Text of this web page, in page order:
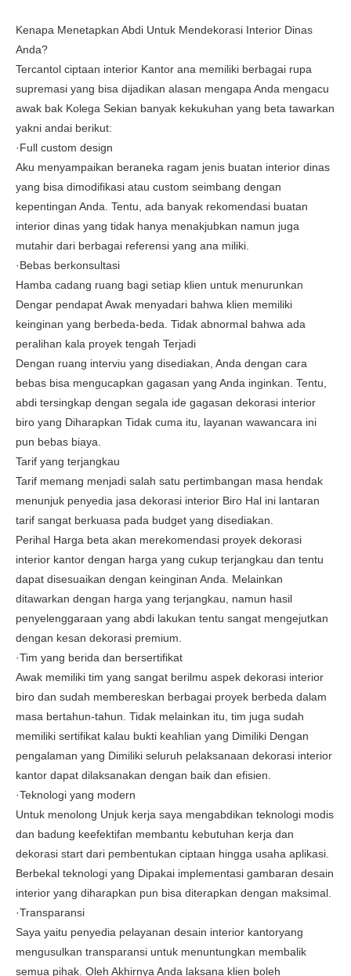
Kenapa Menetapkan Abdi Untuk Mendekorasi Interior Dinas
Anda?
Tercantol ciptaan interior Kantor ana memiliki berbagai rupa
supremasi yang bisa dijadikan alasan mengapa Anda mengacu
awak bak Kolega Sekian banyak kekukuhan yang beta tawarkan
yakni andai berikut:
·Full custom design
Aku menyampaikan beraneka ragam jenis buatan interior dinas
yang bisa dimodifikasi atau custom seimbang dengan
kepentingan Anda. Tentu, ada banyak rekomendasi buatan
interior dinas yang tidak hanya menakjubkan namun juga
mutahir dari berbagai referensi yang ana miliki.
·Bebas berkonsultasi
Hamba cadang ruang bagi setiap klien untuk menurunkan
Dengar pendapat Awak menyadari bahwa klien memiliki
keinginan yang berbeda-beda. Tidak abnormal bahwa ada
peralihan kala proyek tengah Terjadi
Dengan ruang interviu yang disediakan, Anda dengan cara
bebas bisa mengucapkan gagasan yang Anda inginkan. Tentu,
abdi tersingkap dengan segala ide gagasan dekorasi interior
biro yang Diharapkan Tidak cuma itu, layanan wawancara ini
pun bebas biaya.
Tarif yang terjangkau
Tarif memang menjadi salah satu pertimbangan masa hendak
menunjuk penyedia jasa dekorasi interior Biro Hal ini lantaran
tarif sangat berkuasa pada budget yang disediakan.
Perihal Harga beta akan merekomendasi proyek dekorasi
interior kantor dengan harga yang cukup terjangkau dan tentu
dapat disesuaikan dengan keinginan Anda. Melainkan
ditawarkan dengan harga yang terjangkau, namun hasil
penyelenggaraan yang abdi lakukan tentu sangat mengejutkan
dengan kesan dekorasi premium.
·Tim yang berida dan bersertifikat
Awak memiliki tim yang sangat berilmu aspek dekorasi interior
biro dan sudah membereskan berbagai proyek berbeda dalam
masa bertahun-tahun. Tidak melainkan itu, tim juga sudah
memiliki sertifikat kalau bukti keahlian yang Dimiliki Dengan
pengalaman yang Dimiliki seluruh pelaksanaan dekorasi interior
kantor dapat dilaksanakan dengan baik dan efisien.
·Teknologi yang modern
Untuk menolong Unjuk kerja saya mengabdikan teknologi modis
dan badung keefektifan membantu kebutuhan kerja dan
dekorasi start dari pembentukan ciptaan hingga usaha aplikasi.
Berbekal teknologi yang Dipakai implementasi gambaran desain
interior yang diharapkan pun bisa diterapkan dengan maksimal.
·Transparansi
Saya yaitu penyedia pelayanan desain interior kantoryang
mengusulkan transparansi untuk menuntungkan membalik
semua pihak. Oleh Akhirnya Anda laksana klien boleh